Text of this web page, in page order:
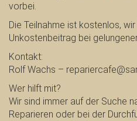
vorbei.
Die Teilnahme ist kostenlos,
Unkostenbeitrag bei
Kontakt:
Rolf Wachs –
Wer hilft mit?
Wir sind immer auf der Suche
Reparieren oder bei der